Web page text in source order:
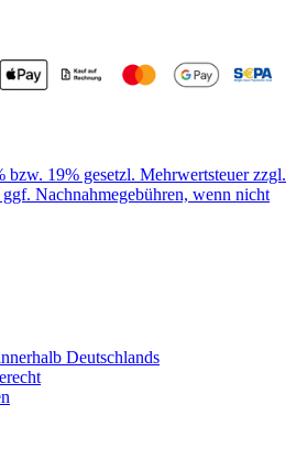
bzw. 19% gesetzl. Mehrwertsteuer zzgl.
Nachnahmegebühren, wenn nicht
Deutschlands